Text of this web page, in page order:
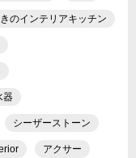
のインテリアキッチン
器
シーザーストーン
アクサー